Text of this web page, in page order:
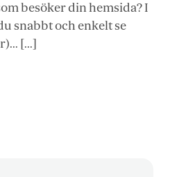
besöker din hemsida? I
snabbt och enkelt se
[...]